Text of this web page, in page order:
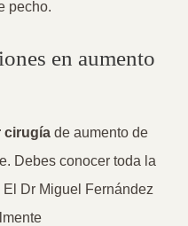
pecho.
en aumento
cirugía de aumento de
Debes conocer toda la
Dr Miguel Fernández